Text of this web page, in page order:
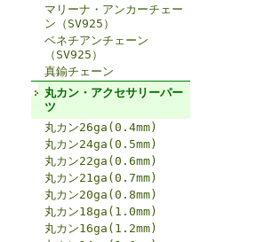
マリーナ・アンカーチェー
ン（SV925）
ベネチアンチェーン
（SV925）
真鍮チェーン
丸カン・アクセサリーパー
ツ
丸カン26ga(0.4mm)
丸カン24ga(0.5mm)
丸カン22ga(0.6mm)
丸カン21ga(0.7mm)
丸カン20ga(0.8mm)
丸カン18ga(1.0mm)
丸カン16ga(1.2mm)